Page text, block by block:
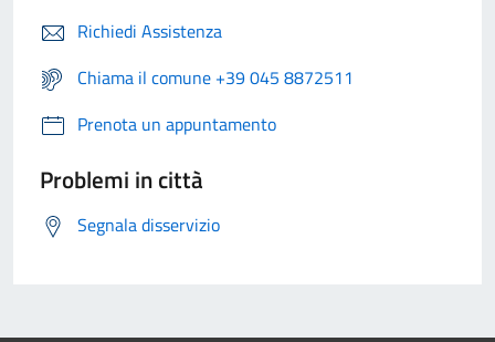
Richiedi Assistenza
Chiama il comune +39 045 8872511
Prenota un appuntamento
Problemi in città
Segnala disservizio